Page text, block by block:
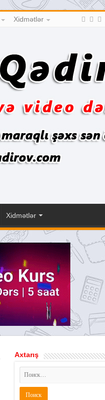
Xidmətlər
Xidmətlər
Axtarış